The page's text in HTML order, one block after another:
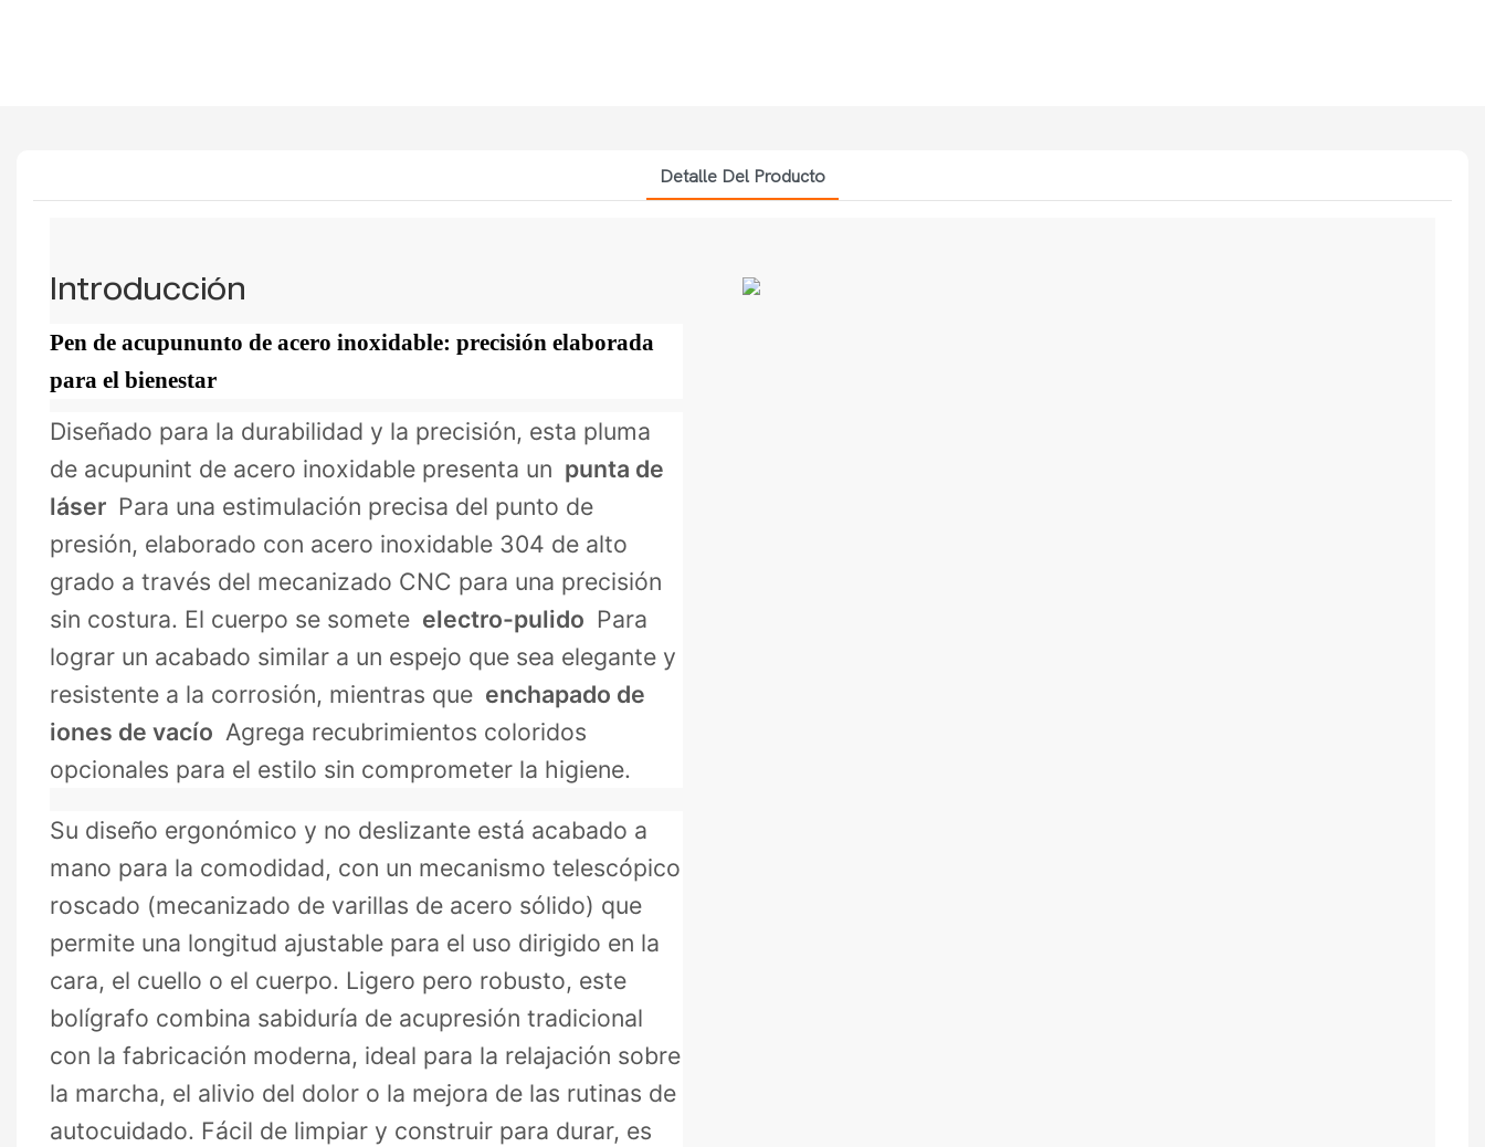
Detalle Del Producto
Introducción
Pen de acupununto de acero inoxidable: precisión elaborada
para el bienestar
Diseñado para la durabilidad y la precisión, esta pluma
de acupunint de acero inoxidable presenta un punta de
láser Para una estimulación precisa del punto de
presión, elaborado con acero inoxidable 304 de alto
grado a través del mecanizado CNC para una precisión
sin costura. El cuerpo se somete electro-pulido Para
lograr un acabado similar a un espejo que sea elegante y
resistente a la corrosión, mientras que enchapado de
iones de vacío Agrega recubrimientos coloridos
opcionales para el estilo sin comprometer la higiene.
Su diseño ergonómico y no deslizante está acabado a
mano para la comodidad, con un mecanismo telescópico
roscado (mecanizado de varillas de acero sólido) que
permite una longitud ajustable para el uso dirigido en la
cara, el cuello o el cuerpo. Ligero pero robusto, este
bolígrafo combina sabiduría de acupresión tradicional
con la fabricación moderna, ideal para la relajación sobre
la marcha, el alivio del dolor o la mejora de las rutinas de
autocuidado. Fácil de limpiar y construir para durar, es